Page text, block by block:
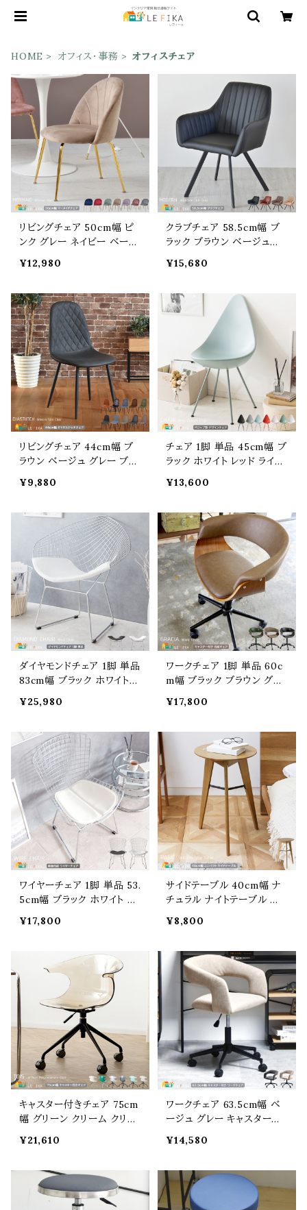
HOME オフィス・事務 オフィスチェア
リビングチェア 50cm幅 ピ
ンク グレー ネイビー ベージ
ミントグリーン 椅子 チェア
チェア 幅50cm 奥行48cm
高さ73.5cm 座面高42cm
おすすめ おしゃれ 北欧 モ
ダン ベロアチェア 肘置き無
し 背もたれ付き 書斎チェア
¥12,980
クラブチェア 58.5cm幅 ブ
ラック ブラウン ベージュ系
ア 合成皮革 PUレザー 合皮
57cm 高さ78.5cm 座面高4
2cm おすすめ おしゃれ 北
欧 モダン スタイリッシュ ワ
ークチェア 書斎チェア デス
クチェア 椅子 チェアー
¥15,680
リビングチェア 44cm幅 ブ
ラウン ベージュ グレー ブル
デュロイチェア ファブリック
チェア ダイニングチェア 幅4
4cm 奥行54cm 高さ84cm
座面高42cm おすすめ おし
ゃれ 北欧 モダン スリム コ
ンパクト ワークチェア
¥9,880
チェア 1脚 単品 45cm幅 ブ
ラック ホワイト レッド ライト
ーン グレー ドロップ型チェ
ェア ダイニングチェア 幅45
cm 奥行56cm 高さ87cm
座面高47cm おすすめ おし
ゃれ 北欧 モダン スタイリッ
シュ 椅子 チェアー
¥13,600
ダイヤモンドチェア 1脚 単品
83cm幅 ブラック ホワイト
ロダクト ワイヤーチェア 背
皮革 スチールフレーム 椅子
チェアー 幅83cm 奥行67c
m 高さ84cm 座面高44cm
おすすめ おしゃれ 北欧 モ
ダン スタイリッシュ
¥25,980
ワークチェア 1脚 単品 60c
m幅 ブラック ブラウン グリ
付きチェア 合成皮革 合皮
転 幅60cm 奥行58.5cm
高さ70cm 最大高さ80cm
座面高44cm 最大座面高5
4cm おすすめ おしゃれ 北
欧 モダン 背もたれ付チェア
椅子 チェアー
¥17,800
ワイヤーチェア 1脚 単品 53.
5cm幅 ブラック ホワイト 黒
トイア リプロダクト 合皮チェ
cm 奥行58.5cm 高さ81cm
座面高42cm おすすめ おし
ゃれ 北欧 モダン スタイリッ
シュ メッシュワイヤー 背も
たれ付 椅子 チェアー
¥17,800
サイドテーブル 40cm幅 ナ
チュラル ナイトテーブル 丸
形テーブル 丸机 丸テーブル
ル 幅40cm 奥行41.5cm 高
さ59cm サブテーブル おす
すめ おしゃれ 北欧 モダン
スタイリッシュ 玄関テーブル
ベッド横 ソファ横テーブル
¥8,800
キャスター付きチェア 75cm
幅 グリーン クリーム クリア
ック ガス圧昇降チェア 高さ
グチェア おすすめ おしゃれ
スタイリッシュ 回転式チェア
360度回転 回転椅子 幅75
¥21,610
ワークチェア 63.5cm幅 ベ
ージュ グレー キャスター付
チェア 回転式チェア オフィ
付き おすすめ おしゃれ モダ
ン 高さ調整可能 デスク用
チェア ダイニングチェア 幅6
¥14,580